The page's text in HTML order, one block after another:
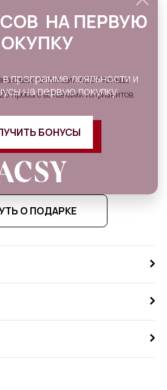
коллекций ACSY. Кольцо
пробы с вставками из фианитов.
О ПОДАРКЕ
НА ПЕРВУЮ
программе лояльности и
на первую покупку
БОНУСЫ